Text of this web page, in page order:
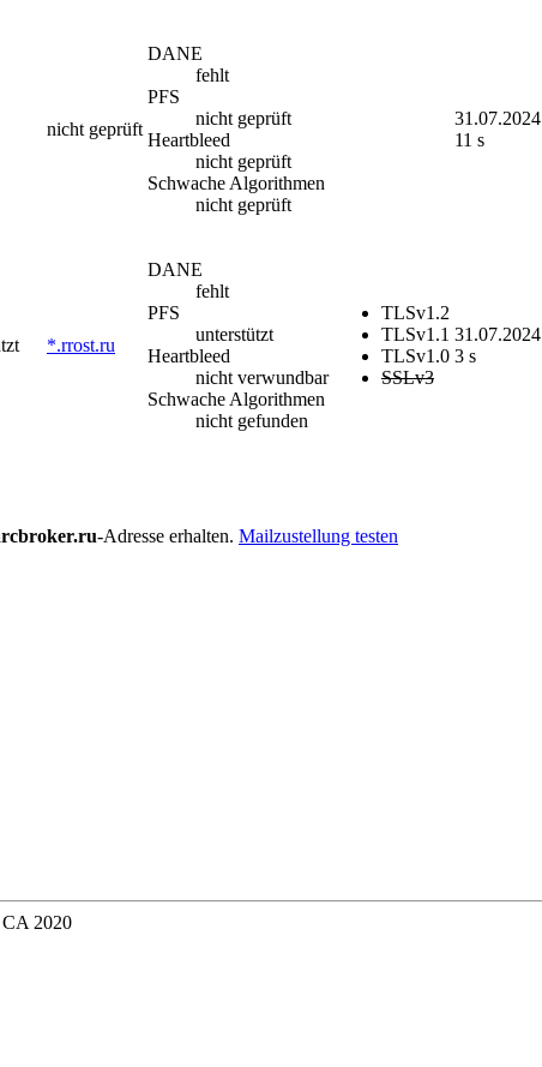
nicht geprüft
DANE
fehlt
PFS
nicht geprüft
Heartbleed
nicht geprüft
Schwache Algorithmen
nicht geprüft
31.07.2024
11 s
*.rrost.ru
DANE
fehlt
PFS
unterstützt
Heartbleed
nicht verwundbar
Schwache Algorithmen
nicht gefunden
TLSv1.2
TLSv1.1
TLSv1.0
SSLv3
31.07.2024
3 s
-Adresse erhalten. Mailzustellung testen
2020